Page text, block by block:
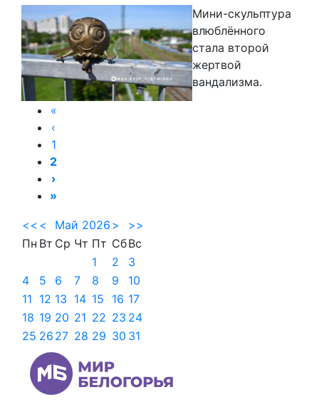
Мини-скульптура
влюблённого
стала второй
жертвой
вандализма.
«
‹
1
2
›
»
<< < Май 2026 >
>>
Пн Вт Ср Чт Пт СбВс
1
2
3
4
5 6 7 8 9
10
11 12 13 14 15 16 17
18 19 20 21 22 23 24
25 26 27 28 29 30 31